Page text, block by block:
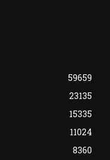
59659
23135
15335
11024
8360